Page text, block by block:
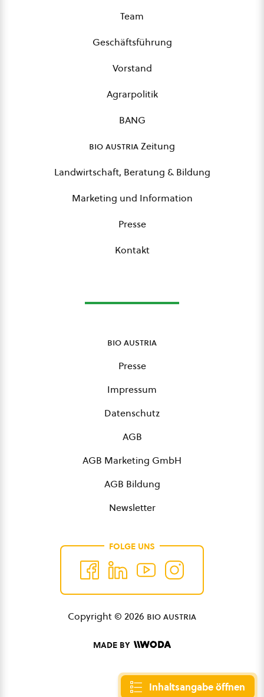
Inhaltsangabe öffnen
Team
Geschäftsführung
Vorstand
Agrarpolitik
BANG
bio austriaZeitung
Landwirtschaft, Beratung & Bildung
Marketing und Information
Presse
Kontakt
bio austria
Presse
Impressum
Datenschutz
AGB
AGB Marketing GmbH
AGB Bildung
Newsletter
FOLGE UNS
Copyright © 2026 bio austria
MADE BY